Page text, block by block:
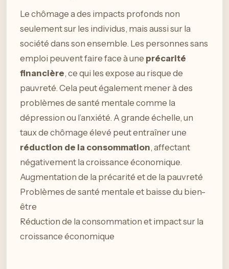
Le chômage a des impacts profonds non
seulement sur les individus, mais aussi sur la
société dans son ensemble. Les personnes sans
emploi peuvent faire face à une précarité
financière, ce qui les expose au risque de
pauvreté. Cela peut également mener à des
problèmes de santé mentale comme la
dépression ou l’anxiété. A grande échelle, un
taux de chômage élevé peut entraîner une
réduction de la consommation, affectant
négativement la croissance économique.
Augmentation de la précarité et de la pauvreté
Problèmes de santé mentale et baisse du bien-
être
Réduction de la consommation et impact sur la
croissance économique